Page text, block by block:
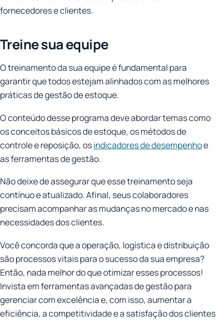
fornecedores e clientes.
Treine sua equipe
O treinamento da sua equipe é fundamental para
garantir que todos estejam alinhados com as melhores
práticas de gestão de estoque.
O conteúdo desse programa deve abordar temas como
os conceitos básicos de estoque, os métodos de
controle e reposição, osindicadores de desempenhoe
as ferramentas de gestão.
Não deixe de assegurar que esse treinamento seja
contínuo e atualizado. Afinal, seus colaboradores
precisam acompanhar as mudanças no mercado e nas
necessidades dos clientes.
Você concorda que a operação, logística e distribuição
são processos vitais para o sucesso da sua empresa?
Então, nada melhor do que otimizar esses processos!
Invista em ferramentas avançadas de gestão para
gerenciar com excelência e, com isso, aumentar a
eficiência, a competitividade e a satisfação dos clientes